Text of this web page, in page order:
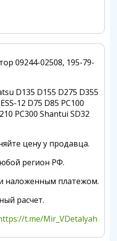
09244-02508, 195-79-
D135 D155 D275 D355
12 D75 D85 PC100
PC300 Shantui SD32
цену у продавца.
регион РФ.
наложенным платежом.
расчет.
t.me/Mir_VDetalyah